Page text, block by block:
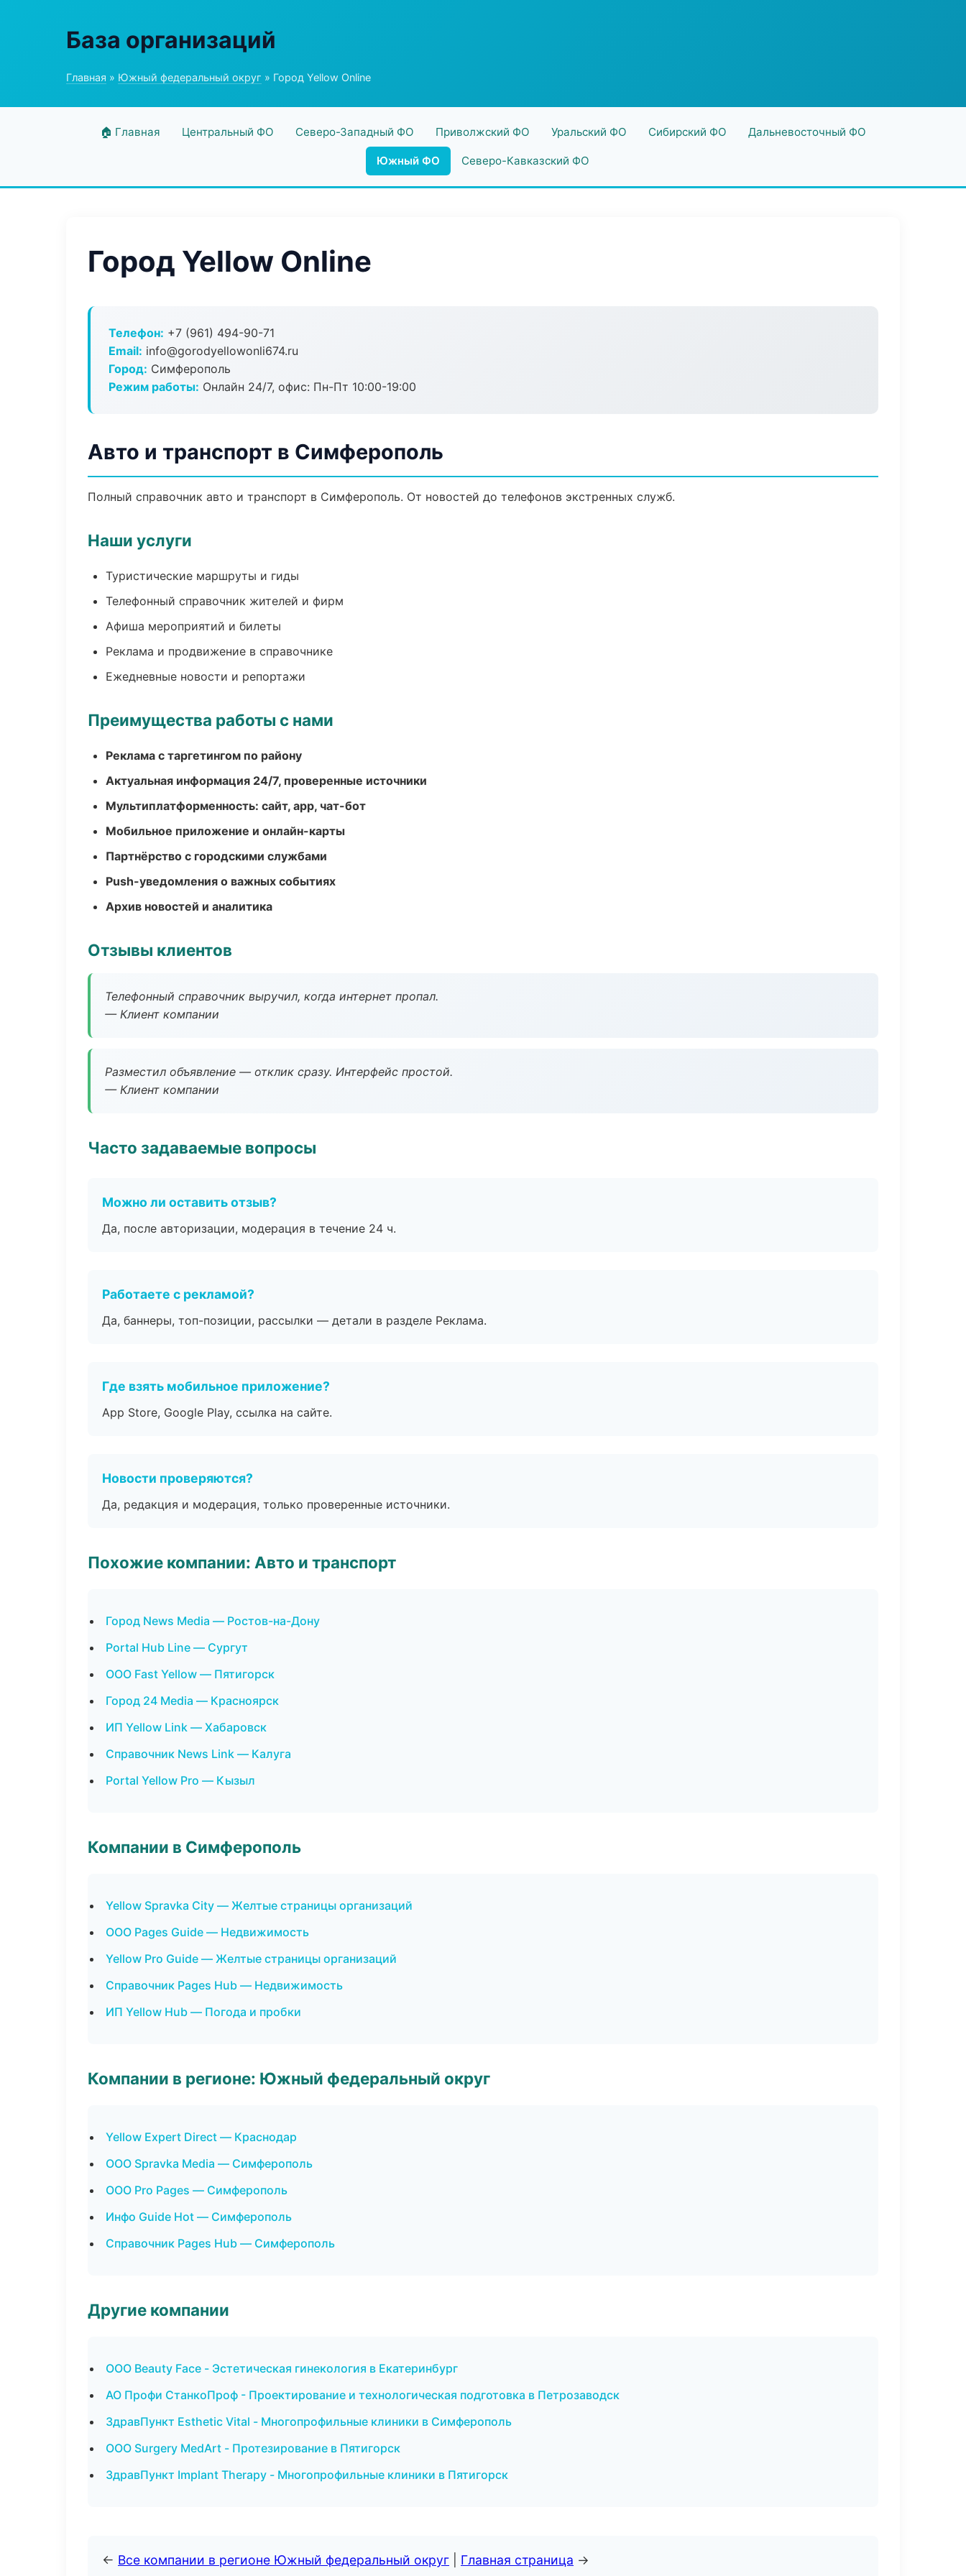
База организаций
Главная » Южный федеральный округ » Город Yellow Online
🏠 Главная Центральный ФО Северо-Западный ФО Приволжский ФО Уральский ФО Сибирский ФО Дальневосточный ФО
Южный ФО Северо-Кавказский ФО
Город Yellow Online
Телефон: +7 (961) 494-90-71
Email: info@gorodyellowonli674.ru
Город: Симферополь
Режим работы: Онлайн 24/7, офис: Пн-Пт 10:00-19:00
Авто и транспорт в Симферополь
Полный справочник авто и транспорт в Симферополь. От новостей до телефонов экстренных служб.
Наши услуги
Туристические маршруты и гиды
Телефонный справочник жителей и фирм
Афиша мероприятий и билеты
Реклама и продвижение в справочнике
Ежедневные новости и репортажи
Преимущества работы с нами
Реклама с таргетингом по району
Актуальная информация 24/7, проверенные источники
Мультиплатформенность: сайт, app, чат-бот
Мобильное приложение и онлайн-карты
Партнёрство с городскими службами
Push-уведомления о важных событиях
Архив новостей и аналитика
Отзывы клиентов
Телефонный справочник выручил, когда интернет пропал.
— Клиент компании
Разместил объявление — отклик сразу. Интерфейс простой.
— Клиент компании
Часто задаваемые вопросы
Можно ли оставить отзыв?
Да, после авторизации, модерация в течение 24 ч.
Работаете с рекламой?
Да, баннеры, топ-позиции, рассылки — детали в разделе Реклама.
Где взять мобильное приложение?
App Store, Google Play, ссылка на сайте.
Новости проверяются?
Да, редакция и модерация, только проверенные источники.
Похожие компании: Авто и транспорт
Город News Media — Ростов-на-Дону
Portal Hub Line — Сургут
ООО Fast Yellow — Пятигорск
Город 24 Media — Красноярск
ИП Yellow Link — Хабаровск
Справочник News Link — Калуга
Portal Yellow Pro — Кызыл
Компании в Симферополь
Yellow Spravka City — Желтые страницы организаций
ООО Pages Guide — Недвижимость
Yellow Pro Guide — Желтые страницы организаций
Справочник Pages Hub — Недвижимость
ИП Yellow Hub — Погода и пробки
Компании в регионе: Южный федеральный округ
Yellow Expert Direct — Краснодар
ООО Spravka Media — Симферополь
ООО Pro Pages — Симферополь
Инфо Guide Hot — Симферополь
Справочник Pages Hub — Симферополь
Другие компании
ООО Beauty Face - Эстетическая гинекология в Екатеринбург
АО Профи СтанкоПроф - Проектирование и технологическая подготовка в Петрозаводск
ЗдравПункт Esthetic Vital - Многопрофильные клиники в Симферополь
ООО Surgery MedArt - Протезирование в Пятигорск
ЗдравПункт Implant Therapy - Многопрофильные клиники в Пятигорск
← Все компании в регионе Южный федеральный округ Главная страница →